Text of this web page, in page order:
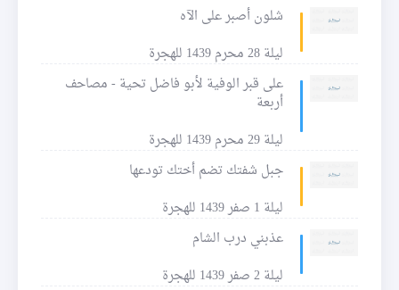
شلون أصبر على الآه
ليلة 28 محرم 1439 للهجرة
على قبر الوفية لأبو فاضل تحية - مصاحف
أربعة
ليلة 29 محرم 1439 للهجرة
جبل شفتك تضم أختك تودعها
ليلة 1 صفر 1439 للهجرة
عذبني درب الشام
ليلة 2 صفر 1439 للهجرة